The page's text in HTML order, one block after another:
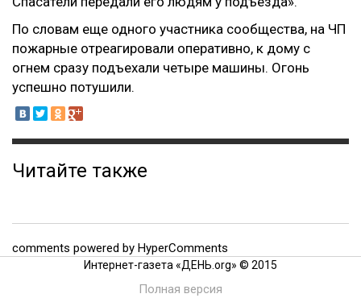
По словам еще одного участника сообщества, на ЧП
пожарные отреагировали оперативно, к дому с
огнем сразу подъехали четыре машины. Огонь
успешно потушили.
Читайте также
comments powered by HyperComments
Интернет-газета «ДЕНЬ.org» © 2015
Полная версия